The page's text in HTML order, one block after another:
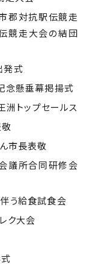
郡対抗駅伝競走
競走大会の結団
発式
懸垂幕掲揚式
トップセールス
市長表敬
議所合同研修会
う給食試食会
ク大会